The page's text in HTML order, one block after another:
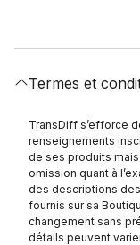
Termes et
TransDiff s’efforce
renseignements
de ses produits
omission quant à
des descriptions
fournis sur sa
changement sans
détails peuvent